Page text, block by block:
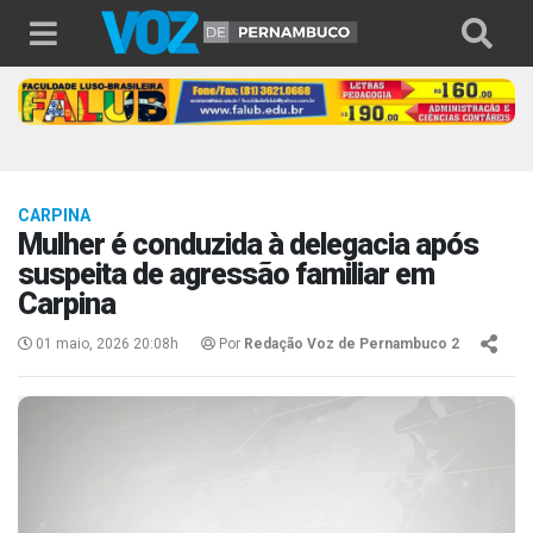
CARPINA
Mulher é conduzida à delegacia após
suspeita de agressão familiar em
Carpina
01 maio, 2026 20:08h Por Redação Voz de Pernambuco 2